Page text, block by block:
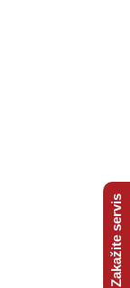
Zakažite servis